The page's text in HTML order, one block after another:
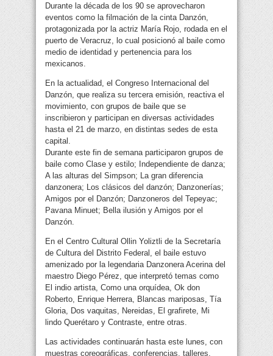
Durante la década de los 90 se aprovecharon
eventos como la filmación de la cinta Danzón,
protagonizada por la actriz María Rojo, rodada en el
puerto de Veracruz, lo cual posicionó al baile como
medio de identidad y pertenencia para los
mexicanos.
En la actualidad, el Congreso Internacional del
Danzón, que realiza su tercera emisión, reactiva el
movimiento, con grupos de baile que se
inscribieron y participan en diversas actividades
hasta el 21 de marzo, en distintas sedes de esta
capital.
Durante este fin de semana participaron grupos de
baile como Clase y estilo; Independiente de danza;
A las alturas del Simpson; La gran diferencia
danzonera; Los clásicos del danzón; Danzonerías;
Amigos por el Danzón; Danzoneros del Tepeyac;
Pavana Minuet; Bella ilusión y Amigos por el
Danzón.
En el Centro Cultural Ollin Yoliztli de la Secretaría
de Cultura del Distrito Federal, el baile estuvo
amenizado por la legendaria Danzonera Acerina del
maestro Diego Pérez, que interpretó temas como
El indio artista, Como una orquídea, Ok don
Roberto, Enrique Herrera, Blancas mariposas, Tía
Gloria, Dos vaquitas, Nereidas, El grafirete, Mi
lindo Querétaro y Contraste, entre otras.
Las actividades continuarán hasta este lunes, con
muestras coreográficas, conferencias, talleres,